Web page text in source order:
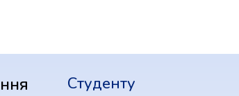
Студенту